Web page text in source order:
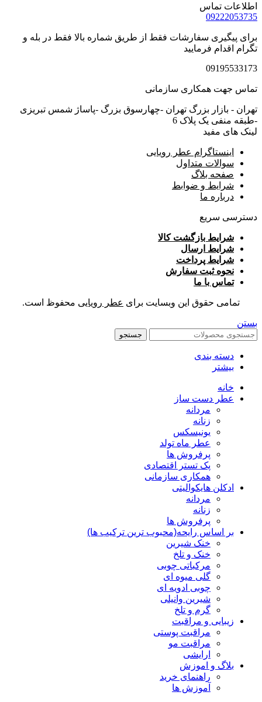
اطلاعات تماس
09222053735
برای پیگیری سفارشات فقط از طریق شماره بالا فقط در بله و
تگرام اقدام فرمایید
09195533173
تماس جهت همکاری سازمانی
تهران - بازار بزرگ تهران -چهارسوق بزرگ -پاساژ شمس تبریزی
-طبقه منفی یک پلاک 6
لینک های مفید
اینستاگرام عطر رویایی
سوالات متداول
صفحه بلاگ
شرایط و ضوابط
درباره ما
دسترسی سریع
شرایط بازگشت کالا
شرایط ارسال
شرایط پرداخت
نحوه ثبت سفارش
تماس با ما
تمامی حقوق این وبسایت برای عطر رویایی محفوظ است.
بستن
جستجو
دسته بندی
بیشتر
خانه
عطر دست ساز
مردانه
زنانه
یونیسکس
عطر ماه تولد
پرفروش ها
پک تستر اقتصادی
همکاری سازمانی
ادکلن هایکوالیتی
مردانه
زنانه
پرفروش ها
بر اساس رایحه(محبوب ترین ترکیب ها)
خنک شیرین
خنک و تلخ
مرکباتی چوبی
گلی میوه ای
چوبی ادویه ای
شیرین وانیلی
گرم و تلخ
زیبایی و مراقبت
مراقبت پوستی
مراقبت مو
ارایشی
بلاگ و اموزش
راهنمای خرید
آموزش ها